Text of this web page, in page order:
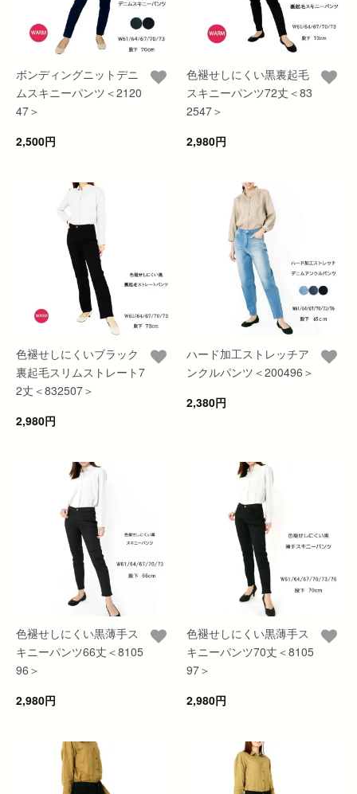
ボンディングニットデニ
ムスキニーパンツ＜2120
47＞
2,500円
色褪せしにくい黒裏起毛
スキニーパンツ72丈＜83
2547＞
2,980円
色褪せしにくいブラック
裏起毛スリムストレート7
2丈＜832507＞
2,980円
ハード加工ストレッチア
ンクルパンツ＜200496＞
2,380円
色褪せしにくい黒薄手ス
キニーパンツ66丈＜8105
96＞
2,980円
色褪せしにくい黒薄手ス
キニーパンツ70丈＜8105
97＞
2,980円